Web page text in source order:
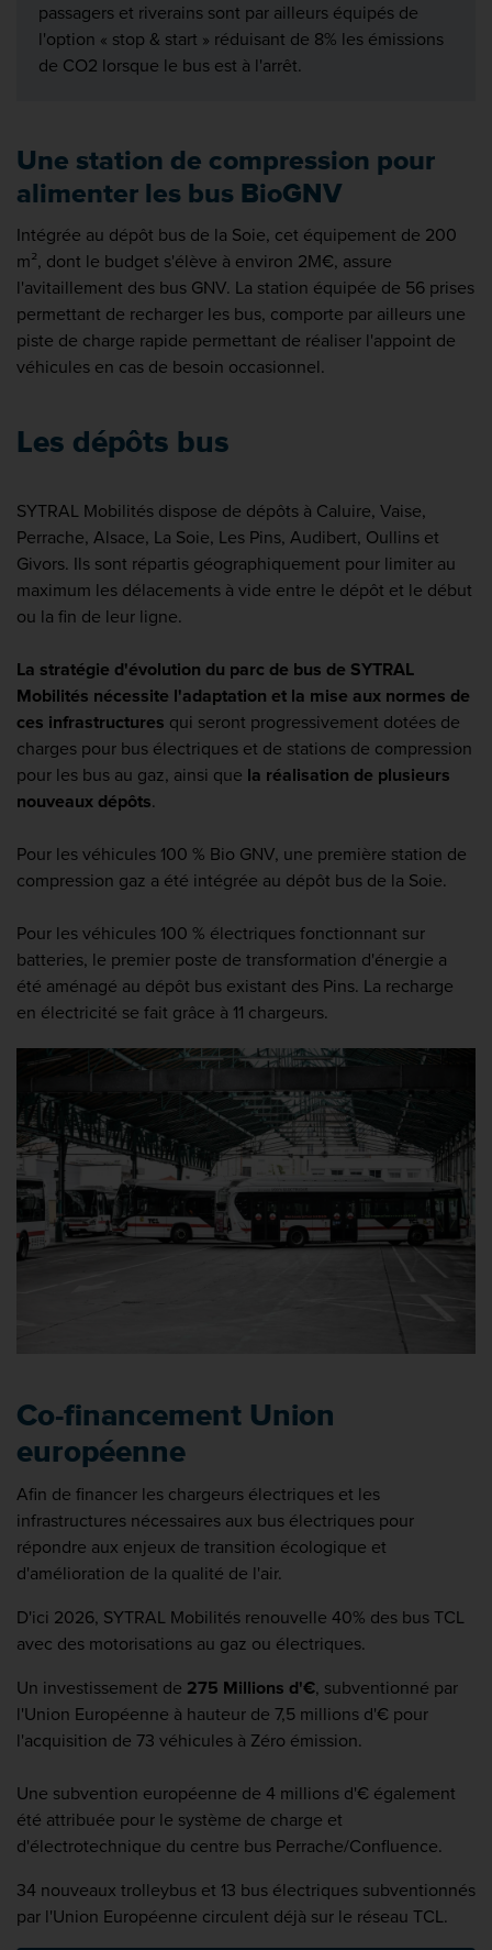
passagers et riverains sont par ailleurs équipés de
l'option « stop & start » réduisant de 8% les émissions
de CO2 lorsque le bus est à l'arrêt.
Une station de compression pour
alimenter les bus BioGNV
Intégrée au dépôt bus de la Soie, cet équipement de 200
m², dont le budget s'élève à environ 2M€, assure
l'avitaillement des bus GNV. La station équipée de 56 prises
permettant de recharger les bus, comporte par ailleurs une
piste de charge rapide permettant de réaliser l'appoint de
véhicules en cas de besoin occasionnel.
Les dépôts bus
SYTRAL Mobilités dispose de dépôts à Caluire, Vaise,
Perrache, Alsace, La Soie, Les Pins, Audibert, Oullins et
Givors. Ils sont répartis géographiquement pour limiter au
maximum les délacements à vide entre le dépôt et le début
ou la fin de leur ligne.
La stratégie d'évolution du parc de bus de SYTRAL
Mobilités nécessite l'adaptation et la mise aux normes de
ces infrastructures qui seront progressivement dotées de
charges pour bus électriques et de stations de compression
pour les bus au gaz, ainsi que la réalisation de plusieurs
nouveaux dépôts.
Pour les véhicules 100 % Bio GNV, une première station de
compression gaz a été intégrée au dépôt bus de la Soie.
Pour les véhicules 100 % électriques fonctionnant sur
batteries, le premier poste de transformation d'énergie a
été aménagé au dépôt bus existant des Pins. La recharge
en électricité se fait grâce à 11 chargeurs.
Co-financement Union
européenne
Afin de financer les chargeurs électriques et les
infrastructures nécessaires aux bus électriques pour
répondre aux enjeux de transition écologique et
d'amélioration de la qualité de l'air.
D'ici 2026, SYTRAL Mobilités renouvelle 40% des bus TCL
avec des motorisations au gaz ou électriques.
Un investissement de 275 Millions d'€, subventionné par
l'Union Européenne à hauteur de 7,5 millions d'€ pour
l'acquisition de 73 véhicules à Zéro émission.
Une subvention européenne de 4 millions d'€ également
été attribuée pour le système de charge et
d'électrotechnique du centre bus Perrache/Confluence.
34 nouveaux trolleybus et 13 bus électriques subventionnés
par l'Union Européenne circulent déjà sur le réseau TCL.